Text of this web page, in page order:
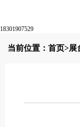
18301907529
当前位置： 首页>展